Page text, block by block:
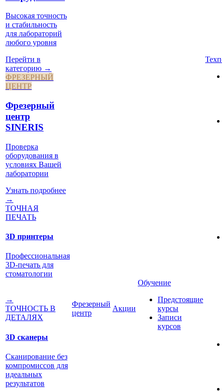
Высокая точность
и стабильность
для лабораторий
любого уровня
Перейти в
категорию →
ФРЕЗЕРНЫЙ
ЦЕНТР
Фрезерный
центр
SINERIS
Проверка
оборудования в
условиях Вашей
лаборатории
Узнать подробнее
→
ТОЧНАЯ
ПЕЧАТЬ
3D принтеры
Профессиональная
3D-печать для
стоматологии
→
ТОЧНОСТЬ В
ДЕТАЛЯХ
3D сканеры
Сканирование без
компромиссов для
идеальных
результатов
Фрезерный
центр
Акции
Обучение
Предстоящие
курсы
Записи
курсов